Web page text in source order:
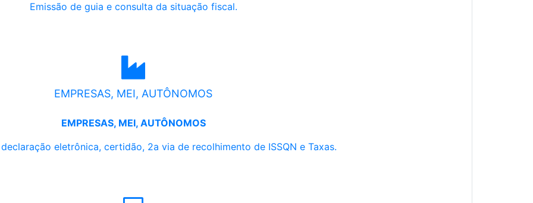
Emissão de guia e consulta da situação fiscal.
EMPRESAS, MEI, AUTÔNOMOS
EMPRESAS, MEI, AUTÔNOMOS
eletrônica, certidão, 2a via de recolhimento de ISSQN e Taxas.